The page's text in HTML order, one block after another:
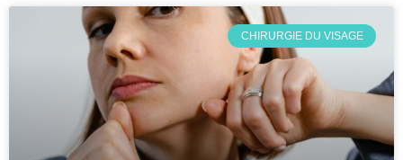
CHIRURGIE DU VISAGE